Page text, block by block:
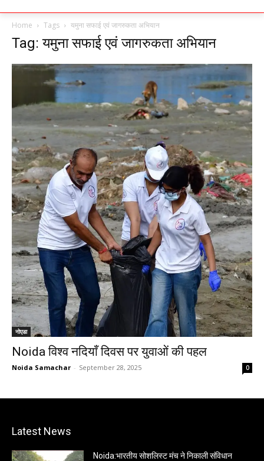
Home Tags यमुना सफाई एवं जागरुकता अभियान
Tag: यमुना सफाई एवं जागरुकता अभियान
नोएडा
Noida विश्व नदियाँ दिवस पर युवाओं की पहल
Noida Samachar - September 28, 2025 0
Latest News
Noida:भारतीय सोशलिस्ट मंच ने निकाली संविधान